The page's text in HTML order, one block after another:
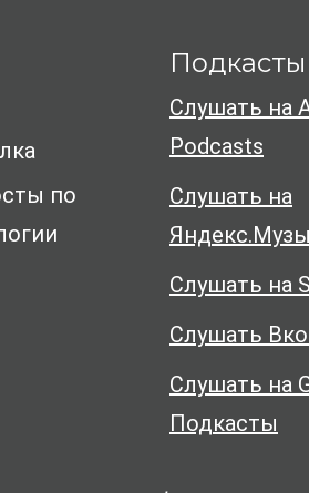
по
Подкасты
Слушать на
Podcasts
Слушать на
Слушать на
Слушать
Слушать на
Подкасты